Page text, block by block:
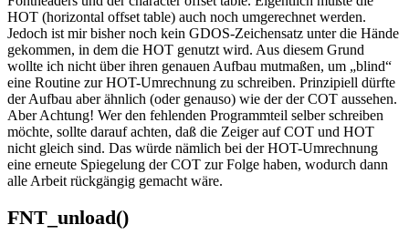
HOT (horizontal offset table) auch noch umgerechnet werden.
Jedoch ist mir bisher noch kein GDOS-Zeichensatz unter die Hände
gekommen, in dem die HOT genutzt wird. Aus diesem Grund
wollte ich nicht über ihren genauen Aufbau mutmaßen, um „blind“
eine Routine zur HOT-Umrechnung zu schreiben. Prinzipiell dürfte
der Aufbau aber ähnlich (oder genauso) wie der der COT aussehen.
Aber Achtung! Wer den fehlenden Programmteil selber schreiben
möchte, sollte darauf achten, daß die Zeiger auf COT und HOT
nicht gleich sind. Das würde nämlich bei der HOT-Umrechnung
eine erneute Spiegelung der COT zur Folge haben, wodurch dann
alle Arbeit rückgängig gemacht wäre.
FNT_unload()